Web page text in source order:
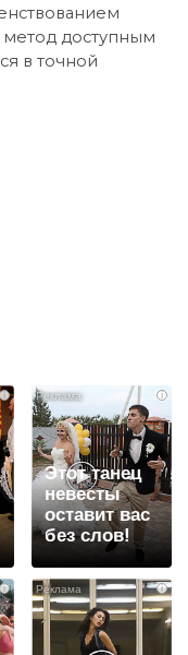
метод доступным
в точной
i i
Этот танец
невесты
оставит вас
без слов!
Пересмотрела
10 раз
i i